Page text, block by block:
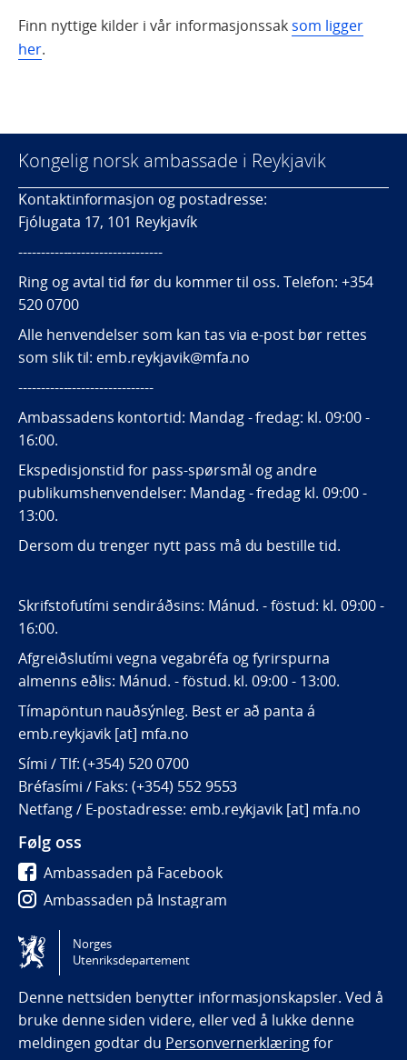
Finn nyttige kilder i vår informasjonssaksom ligger
her.
Kongelig norsk ambassade i Reykjavik
Kontaktinformasjon og postadresse:
Fjólugata 17, 101 Reykjavík
--------------------------------
Ring og avtal tid før du kommer til oss. Telefon: +354
520 0700
Alle henvendelser som kan tas via e-post bør rettes
som slik til: emb.reykjavik@mfa.no
------------------------------
Ambassadens kontortid: Mandag - fredag: kl. 09:00 -
16:00.
Ekspedisjonstid for pass-spørsmål og andre
publikumshenvendelser: Mandag - fredag kl. 09:00 -
13:00.
Dersom du trenger nytt pass må du bestille tid.
Skrifstofutími sendiráðsins: Mánud. - föstud: kl. 09:00 -
16:00.
Afgreiðslutími vegna vegabréfa og fyrirspurna
almenns eðlis: Mánud. - föstud. kl. 09:00 - 13:00.
Tímapöntun nauðsýnleg. Best er að panta á
emb.reykjavik [at] mfa.no
Sími / Tlf: (+354) 520 0700
Bréfasími / Faks: (+354) 552 9553
Netfang / E-postadresse: emb.reykjavik [at] mfa.no
Følg oss
Ambassaden på Facebook
Ambassaden på Instagram
Ambassaden på LinkedIn
Tilgjengelighetserklæring / Accessibility statement
(NO)
Norges
Utenriksdepartement
Denne nettsiden benytter informasjonskapsler. Ved å
bruke denne siden videre, eller ved å lukke denne
meldingen godtar du Personvernerklæringfor